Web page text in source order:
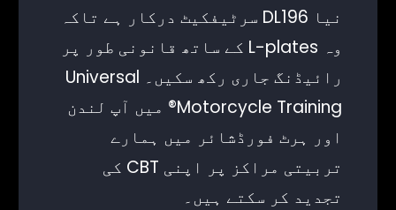
نیا DL196 سرٹیفکیٹ درکار ہے تاکہ
وہ L-plates کے ساتھ قانونی طور پر
رائیڈنگ جاری رکھ سکیں۔ Universal
Motorcycle Training® میں آپ لندن
اور ہرٹ فورڈشائر میں ہمارے
تربیتی مراکز پر اپنی CBT کی
تجدید کر سکتے ہیں۔